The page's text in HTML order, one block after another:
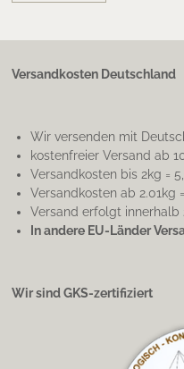
Versandkosten Deutschland
Wir versenden mit
kostenfreier Versand ab
Versandkosten bis 2kg =
Versandkosten ab 2.01kg
Versand erfolgt innerhalb
In andere EU-Länder
Wir sind GKS-zertifiziert